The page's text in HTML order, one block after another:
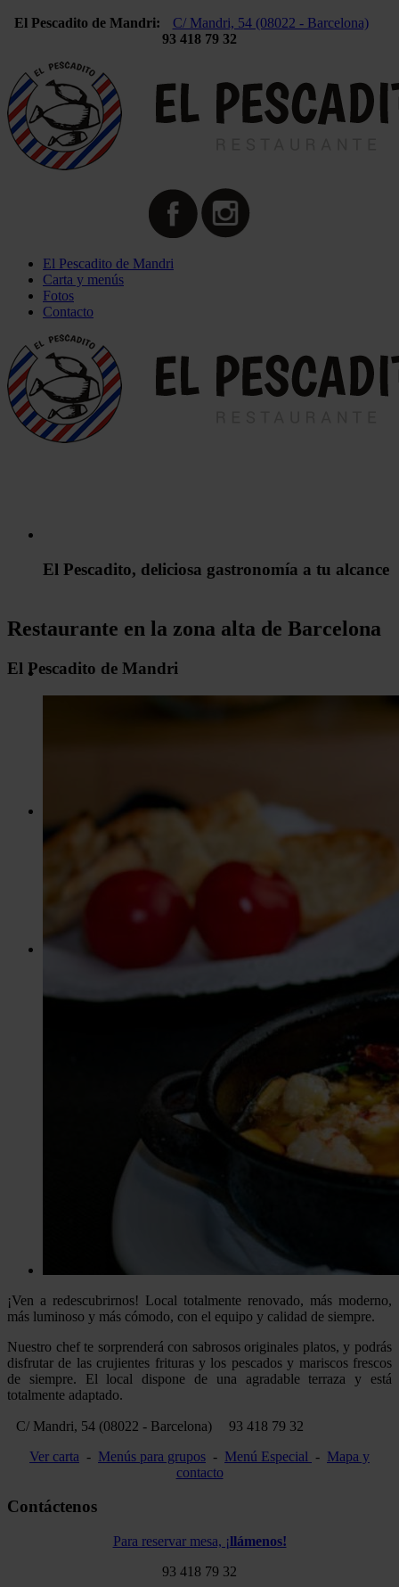
El Pescadito de Mandri:
C/ Mandri, 54 (08022 - Barcelona)
93 418 79 32
El Pescadito de Mandri
Carta y menús
Fotos
Contacto
El Pescadito, deliciosa gastronomía a tu alcance
Creamos menús y platos al gusto de nuestros
Pescados y mariscos frescos, frituras, arroces,
carnes,...
Restaurante en la zona alta de Barcelona
El Pescadito de Mandri
¡Ven a redescubrirnos! Local totalmente renovado, más moderno,
más luminoso y más cómodo, con el equipo y calidad de siempre.
Nuestro chef te sorprenderá con sabrosos originales platos, y podrás
disfrutar de las crujientes frituras y los pescados y mariscos frescos
de siempre. El local dispone de una agradable terraza y está
totalmente adaptado.
C/ Mandri, 54 (08022 - Barcelona)
93 418 79 32
Ver carta - Menús para grupos - Menú Especial - Mapa y
contacto
Contáctenos
Para reservar mesa, ¡llámenos!
93 418 79 32